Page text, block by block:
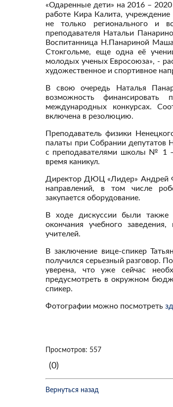
«Одаренные дети» на 2016 –
работе Кира Калита, учреждение
не только регионального и
преподавателя Натальи
Воспитанница Н.Панариной
Стокгольме, еще одна её
молодых ученых Евросоюза», -
художественное и спортивное
В свою очередь Наталья
возможность
международных конкурсах.
включена в резолюцию.
Преподаватель физики
палаты при Собрании депутатов
с преподавателями школы № 1 –
время каникул.
Директор ДЮЦ «Лидер» Андрей
направлений, в том числе
закупается оборудование.
В ходе дискуссии были также
окончания учебного
учителей.
В заключение вице-спикер
получился серьезный разговор.
уверена, что уже сейчас
предусмотреть в окружном
спикер.
Фотографии можно посмотреть
Просмотров: 557
(0)
Вернуться назад